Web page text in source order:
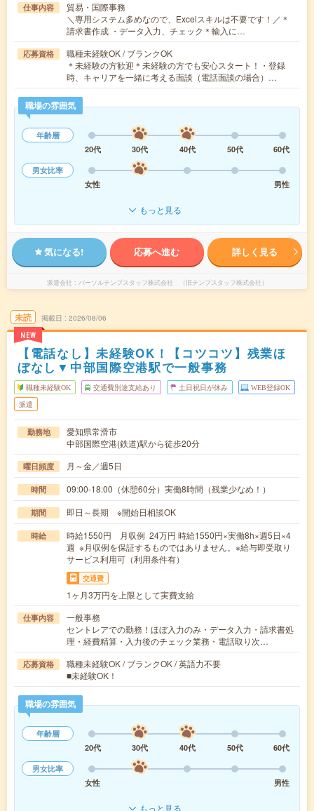
仕事内容
貿易・国際事務
＼専用システム多めなので、Excelスキルは不要です！／＊
請求書作成 ・データ入力、チェック＊輸入に…
応募資格
職種未経験OK / ブランクOK
＊未経験の方歓迎＊未経験の方でも安心スタート！・登録
時、キャリアを一緒に考える面談（電話面談の場合）…
職場の雰囲気
年齢層
20代
30代 40代 50代
60代
男女比率
女性
男性
もっと見る
気になる! 応募へ進む 詳しく見る
派遣会社 パーソルテンプスタッフ株式会社 （旧テンプスタッフ株式会社）
未読
NEW
掲載日 2026/08/06
【電話なし】未経験OK！【コツコツ】残業ほ
ぼなし▼中部国際空港駅で一般事務
職種未経験OK 交通費別途支給あり 土日祝日が休み WEB登録OK
派遣
勤務地
愛知県常滑市
中部国際空港(鉄道)駅から徒歩20分
曜日頻度 月～金／週5日
時間 09:00-18:00（休憩60分）実働8時間（残業少なめ！）
期間 即日～長期 ※開始日相談OK
時給
時給1550円 月収例 24万円 時給1550円×実働8h×週5日×4
週 ※月収例を保証するものではありません。※給与即受取り
サービス利用可（利用条件有）
交通費
1ヶ月3万円を上限として実費支給
仕事内容
一般事務
セントレアでの勤務！ほぼ入力のみ・データ入力・請求書処
理・経費精算・入力後のチェック業務・電話取り次…
応募資格
職種未経験OK / ブランクOK / 英語力不要
■未経験OK！
職場の雰囲気
年齢層
20代
30代 40代 50代
60代
男女比率
女性
男性
もっと見る